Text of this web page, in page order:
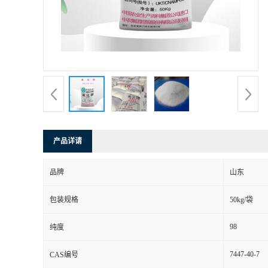
产品详请
品牌 山东
包装规格 50kg/袋
纯度 98
CAS编号 7447-40-7